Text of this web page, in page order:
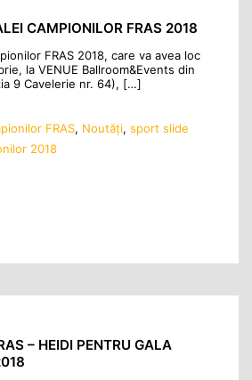
CAMPIONILOR FRAS 2018
FRAS 2018, care va avea loc
la VENUE Ballroom&Events din
9 Cavelerie nr. 64), […]
FRAS, Noutăţi, sport slide
2018
– HEIDI PENTRU GALA